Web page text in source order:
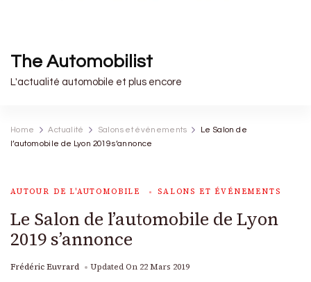
The Automobilist
L'actualité automobile et plus encore
Home Actualité Salons et événements
Le Salon de
l’automobile de Lyon 2019 s’annonce
AUTOUR DE L'AUTOMOBILE SALONS ET ÉVÉNEMENTS
Le Salon de l’automobile de Lyon
2019 s’annonce
Frédéric Euvrard Updated On 22 Mars 2019